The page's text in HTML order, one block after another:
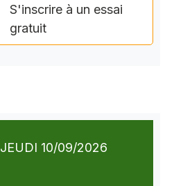
S'inscrire à un essai
gratuit
JEUDI 10/09/2026